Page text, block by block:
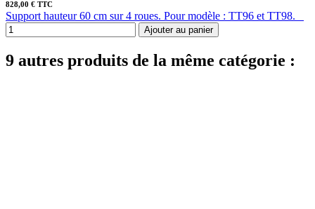
828,00 € TTC
Support hauteur 60 cm sur 4 roues. Pour modèle : TT96 et TT98.
Ajouter au panier
9 autres produits de la même catégorie :